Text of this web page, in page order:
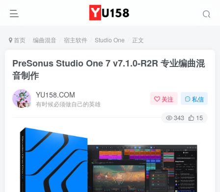
首页 编曲混音 宿主软件 Studio One 正文
PreSonus Studio One 7 v7.1.0-R2R 专业编曲混
音制作
YU158.COM
有时候必须做自己的英雄
关注 私信
343 15